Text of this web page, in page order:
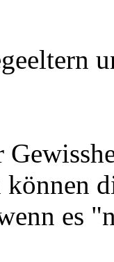
es